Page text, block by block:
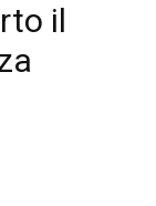
il